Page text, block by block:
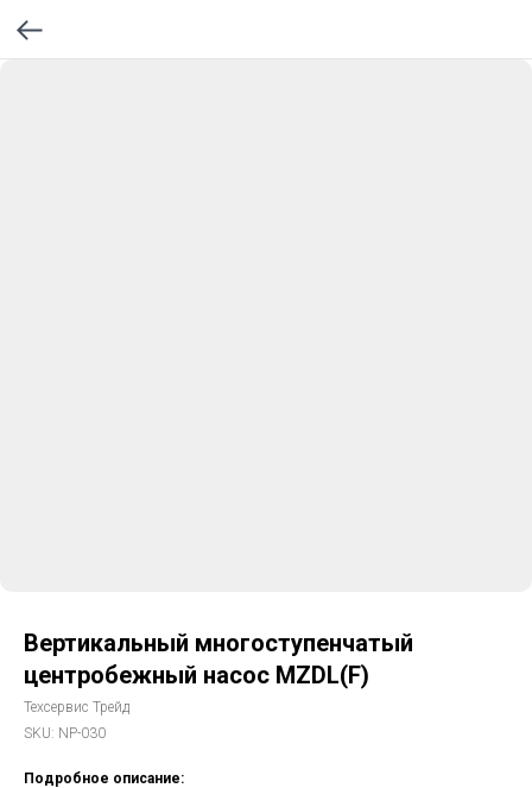
Вертикальный многоступенчатый
центробежный насос MZDL(F)
Техсервис Трейд
SKU: NP-030
Подробное описание: